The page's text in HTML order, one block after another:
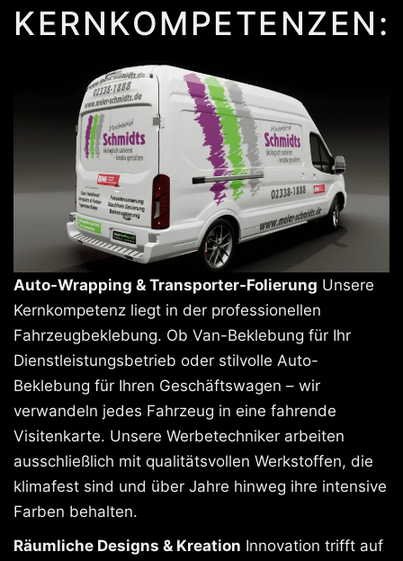
KERNKOMPETENZEN:
Auto-Wrapping & Transporter-Folierung Unsere
Kernkompetenz liegt in der professionellen
Fahrzeugbeklebung. Ob Van-Beklebung für Ihr
Dienstleistungsbetrieb oder stilvolle Auto-
Beklebung für Ihren Geschäftswagen – wir
verwandeln jedes Fahrzeug in eine fahrende
Visitenkarte. Unsere Werbetechniker arbeiten
ausschließlich mit qualitätsvollen Werkstoffen, die
klimafest sind und über Jahre hinweg ihre intensive
Farben behalten.
Räumliche Designs & Kreation Innovation trifft auf